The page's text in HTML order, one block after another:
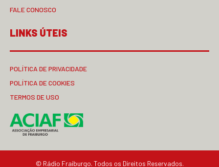
FALE CONOSCO
LINKS ÚTEIS
POLÍTICA DE PRIVACIDADE
POLÍTICA DE COOKIES
TERMOS DE USO
© Rádio Fraiburgo. Todos os Direitos Reservados.